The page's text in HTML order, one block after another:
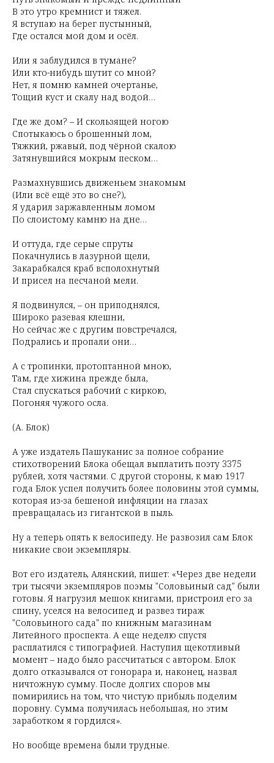
В это утро кремнист и тяжел.
Я вступаю на берег пустынный,
Где остался мой дом и осёл.
Или я заблудился в тумане?
Или кто-нибудь шутит со мной?
Нет, я помню камней очертанье,
Тощий куст и скалу над водой…
Где же дом? – И скользящей ногою
Спотыкаюсь о брошенный лом,
Тяжкий, ржавый, под чёрной скалою
Затянувшийся мокрым песком…
Размахнувшись движеньем знакомым
(Или всё ещё это во сне?),
Я ударил заржавленным ломом
По слоистому камню на дне…
И оттуда, где серые спруты
Покачнулись в лазурной щели,
Закарабкался краб всполохнутый
И присел на песчаной мели.
Я подвинулся, – он приподнялся,
Широко разевая клешни,
Но сейчас же с другим повстречался,
Подрались и пропали они…
А с тропинки, протоптанной мною,
Там, где хижина прежде была,
Стал спускаться рабочий с киркою,
Погоняя чужого осла.
(А. Блок)
А уже издатель Пашуканис за полное собрание
стихотворений Блока обещал выплатить поэту 3375
рублей, хотя частями. С другой стороны, к маю 1917
года Блок успел получить более половины этой суммы,
которая из-за бешеной инфляции на глазах
превращалась из гигантской в пыль.
Ну а теперь опять к велосипеду. Не развозил сам Блок
никакие свои экземпляры.
Вот его издатель, Алянский, пишет: «Через две недели
три тысячи экземпляров поэмы "Соловьиный сад" были
готовы. Я нагрузил мешок книгами, пристроил его за
спину, уселся на велосипед и развез тираж
"Соловьиного сада" по книжным магазинам
Литейного проспекта. А еще неделю спустя
расплатился с типографией. Наступил щекотливый
момент – надо было рассчитаться с автором. Блок
долго отказывался от гонорара и, наконец, назвал
ничтожную сумму. После долгих споров мы
помирились на том, что чистую прибыль поделим
поровну. Сумма получилась небольшая, но этим
заработком я гордился».
Но вообще времена были трудные.